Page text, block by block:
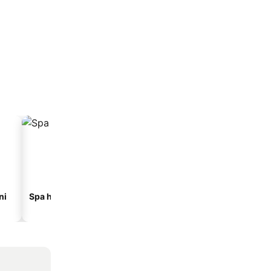
Spa hoteli